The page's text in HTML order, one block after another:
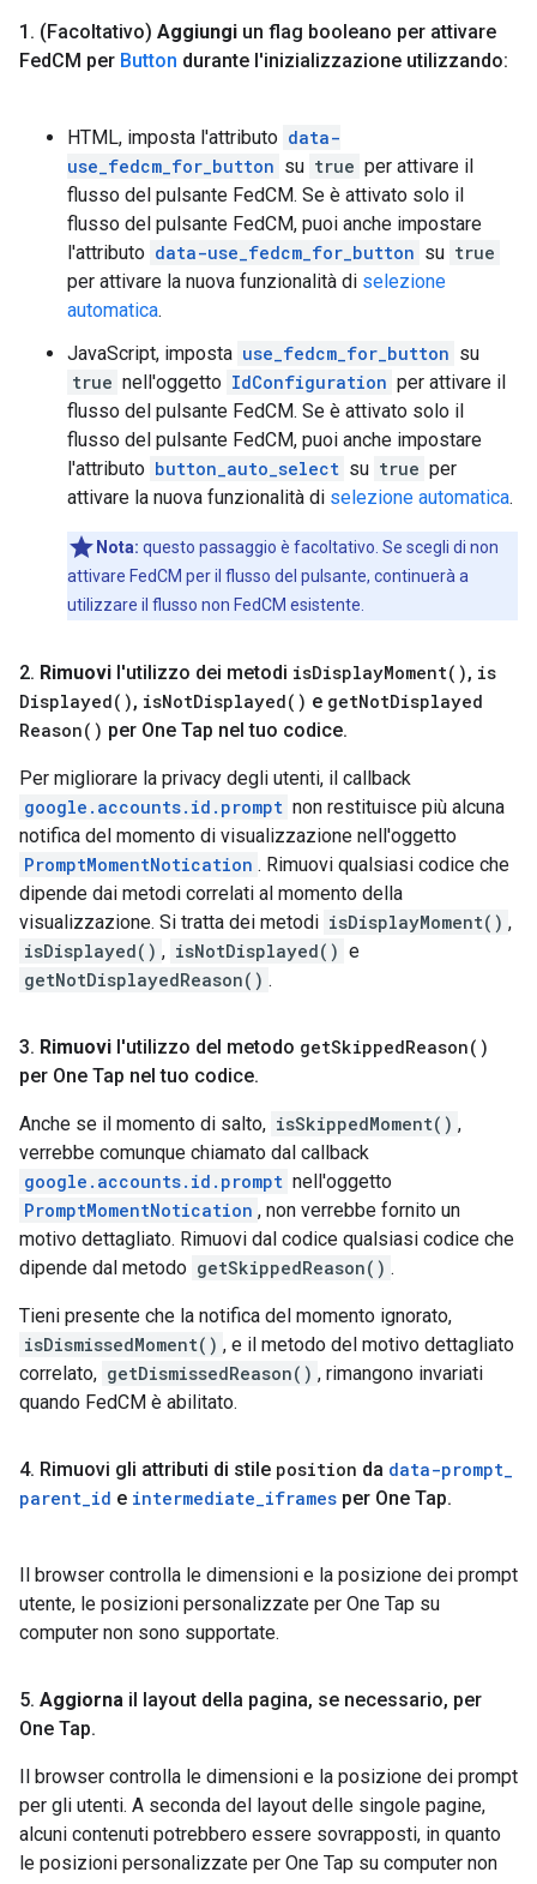
1 . (Facoltativo) Aggiungi un flag booleano per attivare
FedCM per Button durante l'inizializzazione utilizzando:
HTML, imposta l'attributo data-
use_fedcm_for_button su true per attivare il
flusso del pulsante FedCM. Se è attivato solo il
flusso del pulsante FedCM, puoi anche impostare
l'attributo data-use_fedcm_for_button su true
per attivare la nuova funzionalità di selezione
automatica.
JavaScript, imposta use_fedcm_for_button su
true nell'oggetto IdConfiguration per attivare il
flusso del pulsante FedCM. Se è attivato solo il
flusso del pulsante FedCM, puoi anche impostare
l'attributo button_auto_select su true per
attivare la nuova funzionalità di selezione automatica.
Nota: questo passaggio è facoltativo. Se scegli di non
attivare FedCM per il flusso del pulsante, continuerà a
utilizzare il flusso non FedCM esistente.
2. Rimuovi l'utilizzo dei metodi isDisplayMoment( ), is
Displayed( ), isNotDisplayed( ) e getNotDisplayed
Reason( ) per One Tap nel tuo codice.
Per migliorare la privacy degli utenti, il callback
google.accounts.id.prompt non restituisce più alcuna
notifica del momento di visualizzazione nell'oggetto
PromptMomentNotication . Rimuovi qualsiasi codice che
dipende dai metodi correlati al momento della
visualizzazione. Si tratta dei metodi isDisplayMoment() ,
isDisplayed() , isNotDisplayed() e
getNotDisplayedReason() .
3. Rimuovi l'utilizzo del metodo getSkippedReason( )
per One Tap nel tuo codice.
Anche se il momento di salto, isSkippedMoment() ,
verrebbe comunque chiamato dal callback
google.accounts.id.prompt nell'oggetto
PromptMomentNotication , non verrebbe fornito un
motivo dettagliato. Rimuovi dal codice qualsiasi codice che
dipende dal metodo getSkippedReason() .
Tieni presente che la notifica del momento ignorato,
isDismissedMoment() , e il metodo del motivo dettagliato
correlato, getDismissedReason() , rimangono invariati
quando FedCM è abilitato.
4. Rimuovi gli attributi di stile position da data-prompt_
parent_id e intermediate_iframes per One Tap.
Il browser controlla le dimensioni e la posizione dei prompt
utente, le posizioni personalizzate per One Tap su
computer non sono supportate.
5. Aggiorna il layout della pagina, se necessario, per
One Tap.
Il browser controlla le dimensioni e la posizione dei prompt
per gli utenti. A seconda del layout delle singole pagine,
alcuni contenuti potrebbero essere sovrapposti, in quanto
le posizioni personalizzate per One Tap su computer non